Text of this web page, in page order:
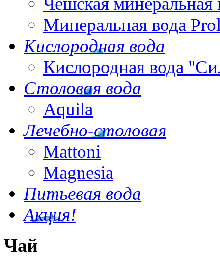
Минеральная вода
Кислородная вода
Кислородная вода
Столовая вода
Aquila
Лечебно-столовая
Mattoni
Magnesia
Питьевая вода
Акция!
Чай